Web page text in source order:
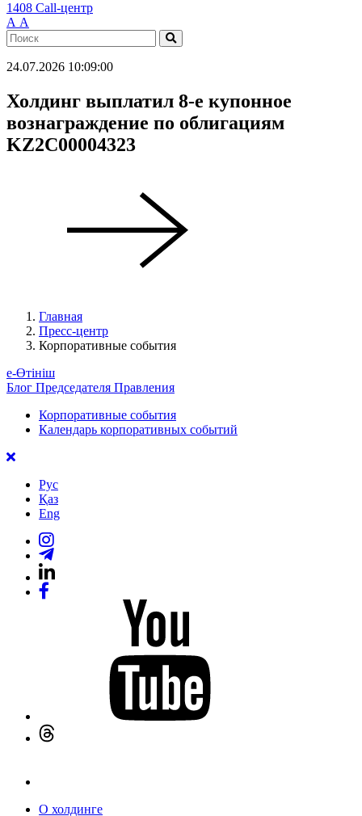
1408 Call-центр
А А
24.07.2026 10:09:00
Холдинг выплатил 8-е купонное
вознаграждение по облигациям
KZ2C00004323
Главная
Пресс-центр
Корпоративные события
е-Өтініш
Блог Председателя Правления
Корпоративные события
Календарь корпоративных событий
Рус
Қаз
Eng
О холдинге